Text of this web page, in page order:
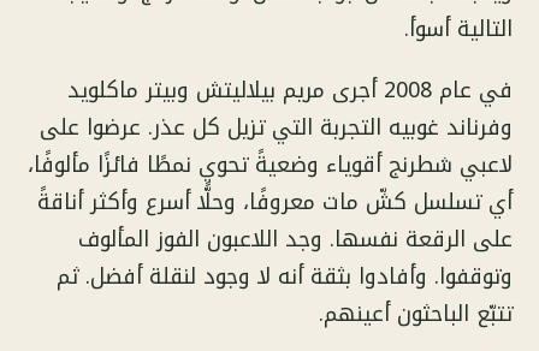
التالية أسوأ.
في عام 2008 أجرى مريم بيلاليتش وبيتر ماكلويد
وفرناند غوبيه التجربة التي تزيل كل عذر. عرضوا على
لاعبي شطرنج أقوياء وضعيةً تحوي نمطًا فائزًا مألوفًا،
أي تسلسل كشّ مات معروفًا، وحلًّا أسرع وأكثر أناقةً
على الرقعة نفسها. وجد اللاعبون الفوز المألوف
وتوقفوا. وأفادوا بثقة أنه لا وجود لنقلة أفضل. ثم
تتبّع الباحثون أعينهم.